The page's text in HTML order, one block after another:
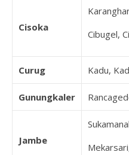
Cisoka
Cibugel,
Curug Kadu,
Gunungkaler
Jambe